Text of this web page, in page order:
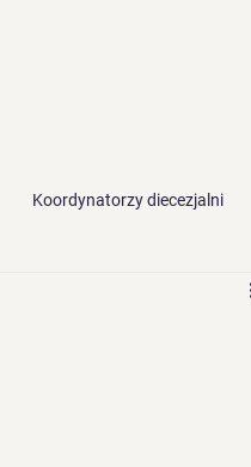
Koordynatorzy diecezjalni